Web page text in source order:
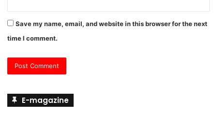
Save my name, email, and website in this browser for the next
time I comment.
E-magazine